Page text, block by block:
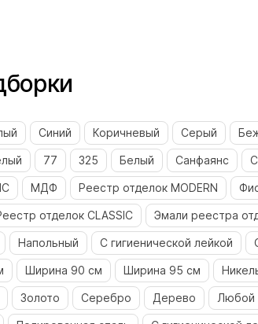
Синий Коричневый Серый
77 325 Белый Санфаянс
МДФ Реестр отделок MODERN
отделок CLASSIC Эмали реестра
Напольный С гигиенической лейкой
Ширина 90 см Ширина 95 см
Золото Серебро Дерево Любой